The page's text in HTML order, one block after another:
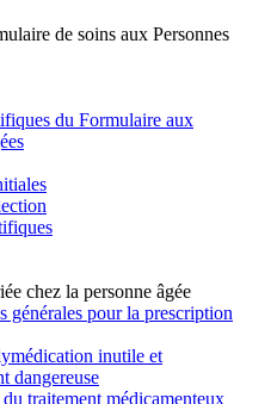
de soins aux Personnes
du Formulaire aux
chez la personne âgée
générales pour la prescription
inutile et
dangereuse
traitement médicamenteux